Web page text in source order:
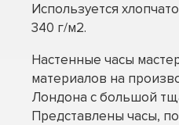
Используется
340 г/м2.
Настенные часы
материалов на
Лондона с большой
Представлены часы,